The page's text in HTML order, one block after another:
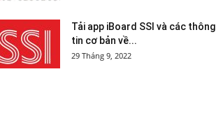
Tải app iBoard SSI và các thông
tin cơ bản về...
29 Tháng 9, 2022